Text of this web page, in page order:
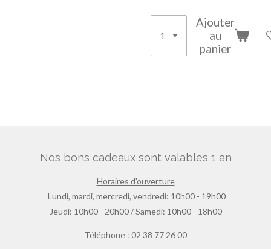
Ajouter
au
panier
Nos bons cadeaux sont valables 1 an
Horaires d'ouverture
Lundi, mardi, mercredi, vendredi: 10h00 - 19h00
Jeudi: 10h00 - 20h00 / Samedi: 10h00 - 18h00
Téléphone : 02 38 77 26 00